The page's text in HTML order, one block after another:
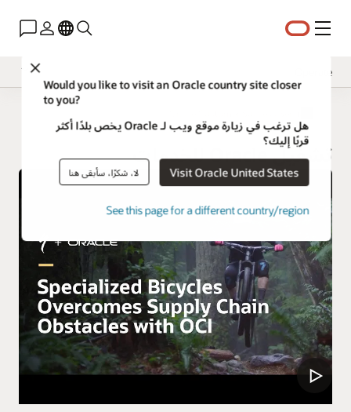
القائمة
Close
Would you like to visit an Oracle country site closer
to you?
هل ترغب في زيارة موقع ويب لـ Oracle يخص بلدًا أكثر
قربًا إليك؟
Visit Oracle United States لا، شكرًا، سأبقى هنا
See this page for a different country/region
Operate
الابتكار
تشغيل Oracle للخدمات